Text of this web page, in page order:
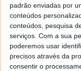
padrão enviadas por
conteúdos
conteúdos, pesquisa
serviços. Com a sua
poderemos usar
precisos através da
consentir o
Consultório
As